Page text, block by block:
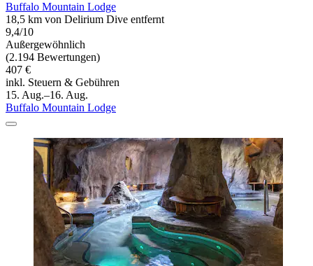
Buffalo Mountain Lodge
18,5 km von Delirium Dive entfernt
9,4/10
Außergewöhnlich
(2.194 Bewertungen)
407 €
inkl. Steuern & Gebühren
15. Aug.–16. Aug.
Buffalo Mountain Lodge